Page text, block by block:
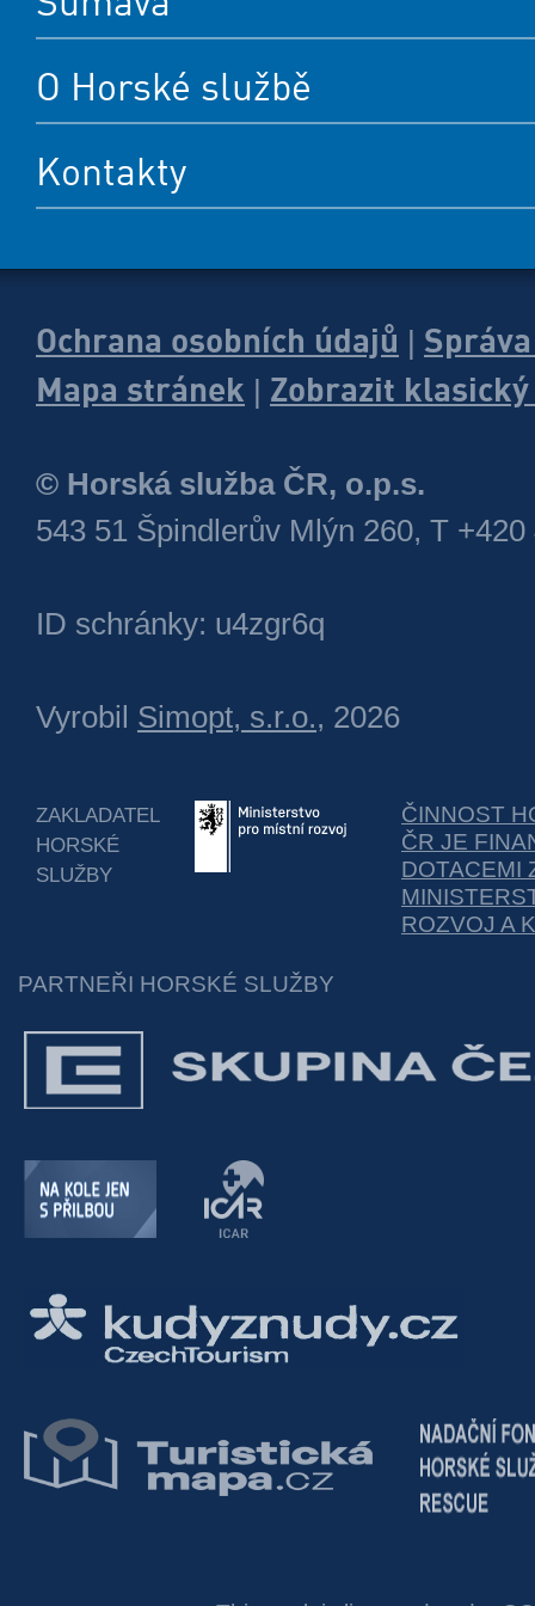
O Horské službě
Kontakty
Ochrana osobních údajů
Mapa stránek
Zobrazit
© Horská služba ČR, o.p.s.
543 51 Špindlerův Mlýn 260, T +420
ID schránky: u4zgr6q
Vyrobil Simopt, s.r.o., 2026
ZAKLADATEL
HORSKÉ
SLUŽBY
ČINNOST
ČR JE
DOTACEMI
ROZVOJ A
PARTNEŘI HORSKÉ SLUŽBY